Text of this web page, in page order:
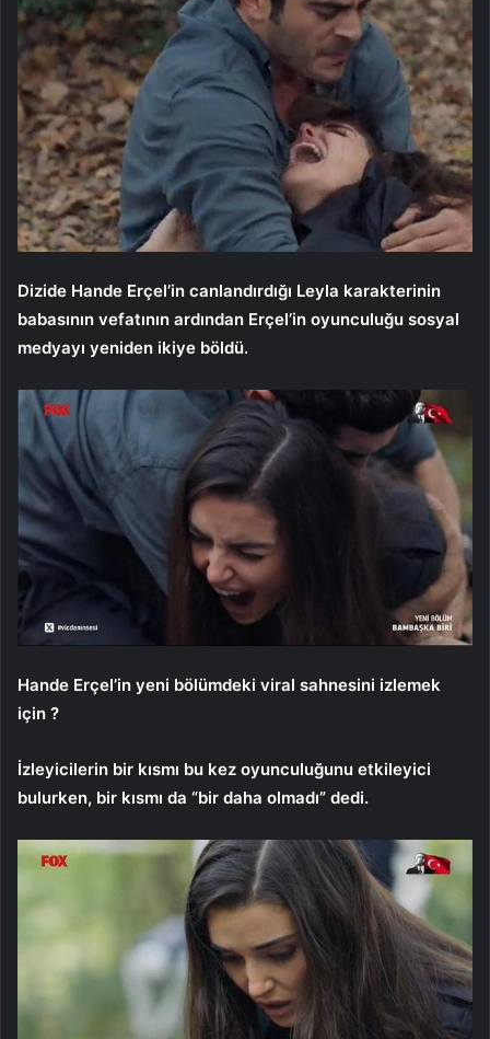
Dizide Hande Erçel’in canlandırdığı Leyla karakterinin
babasının vefatının ardından Erçel’in oyunculuğu sosyal
medyayı yeniden ikiye böldü.
Hande Erçel’in yeni bölümdeki viral sahnesini izlemek
için ?
İzleyicilerin bir kısmı bu kez oyunculuğunu etkileyici
bulurken, bir kısmı da “bir daha olmadı” dedi.